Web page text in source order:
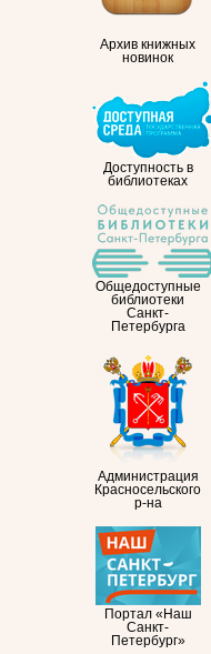
Архив книжных
новинок
Доступность в
библиотеках
Общедоступные
библиотеки
Санкт-
Петербурга
Администрация
Красносельского
р-на
Портал «Наш
Санкт-
Петербург»